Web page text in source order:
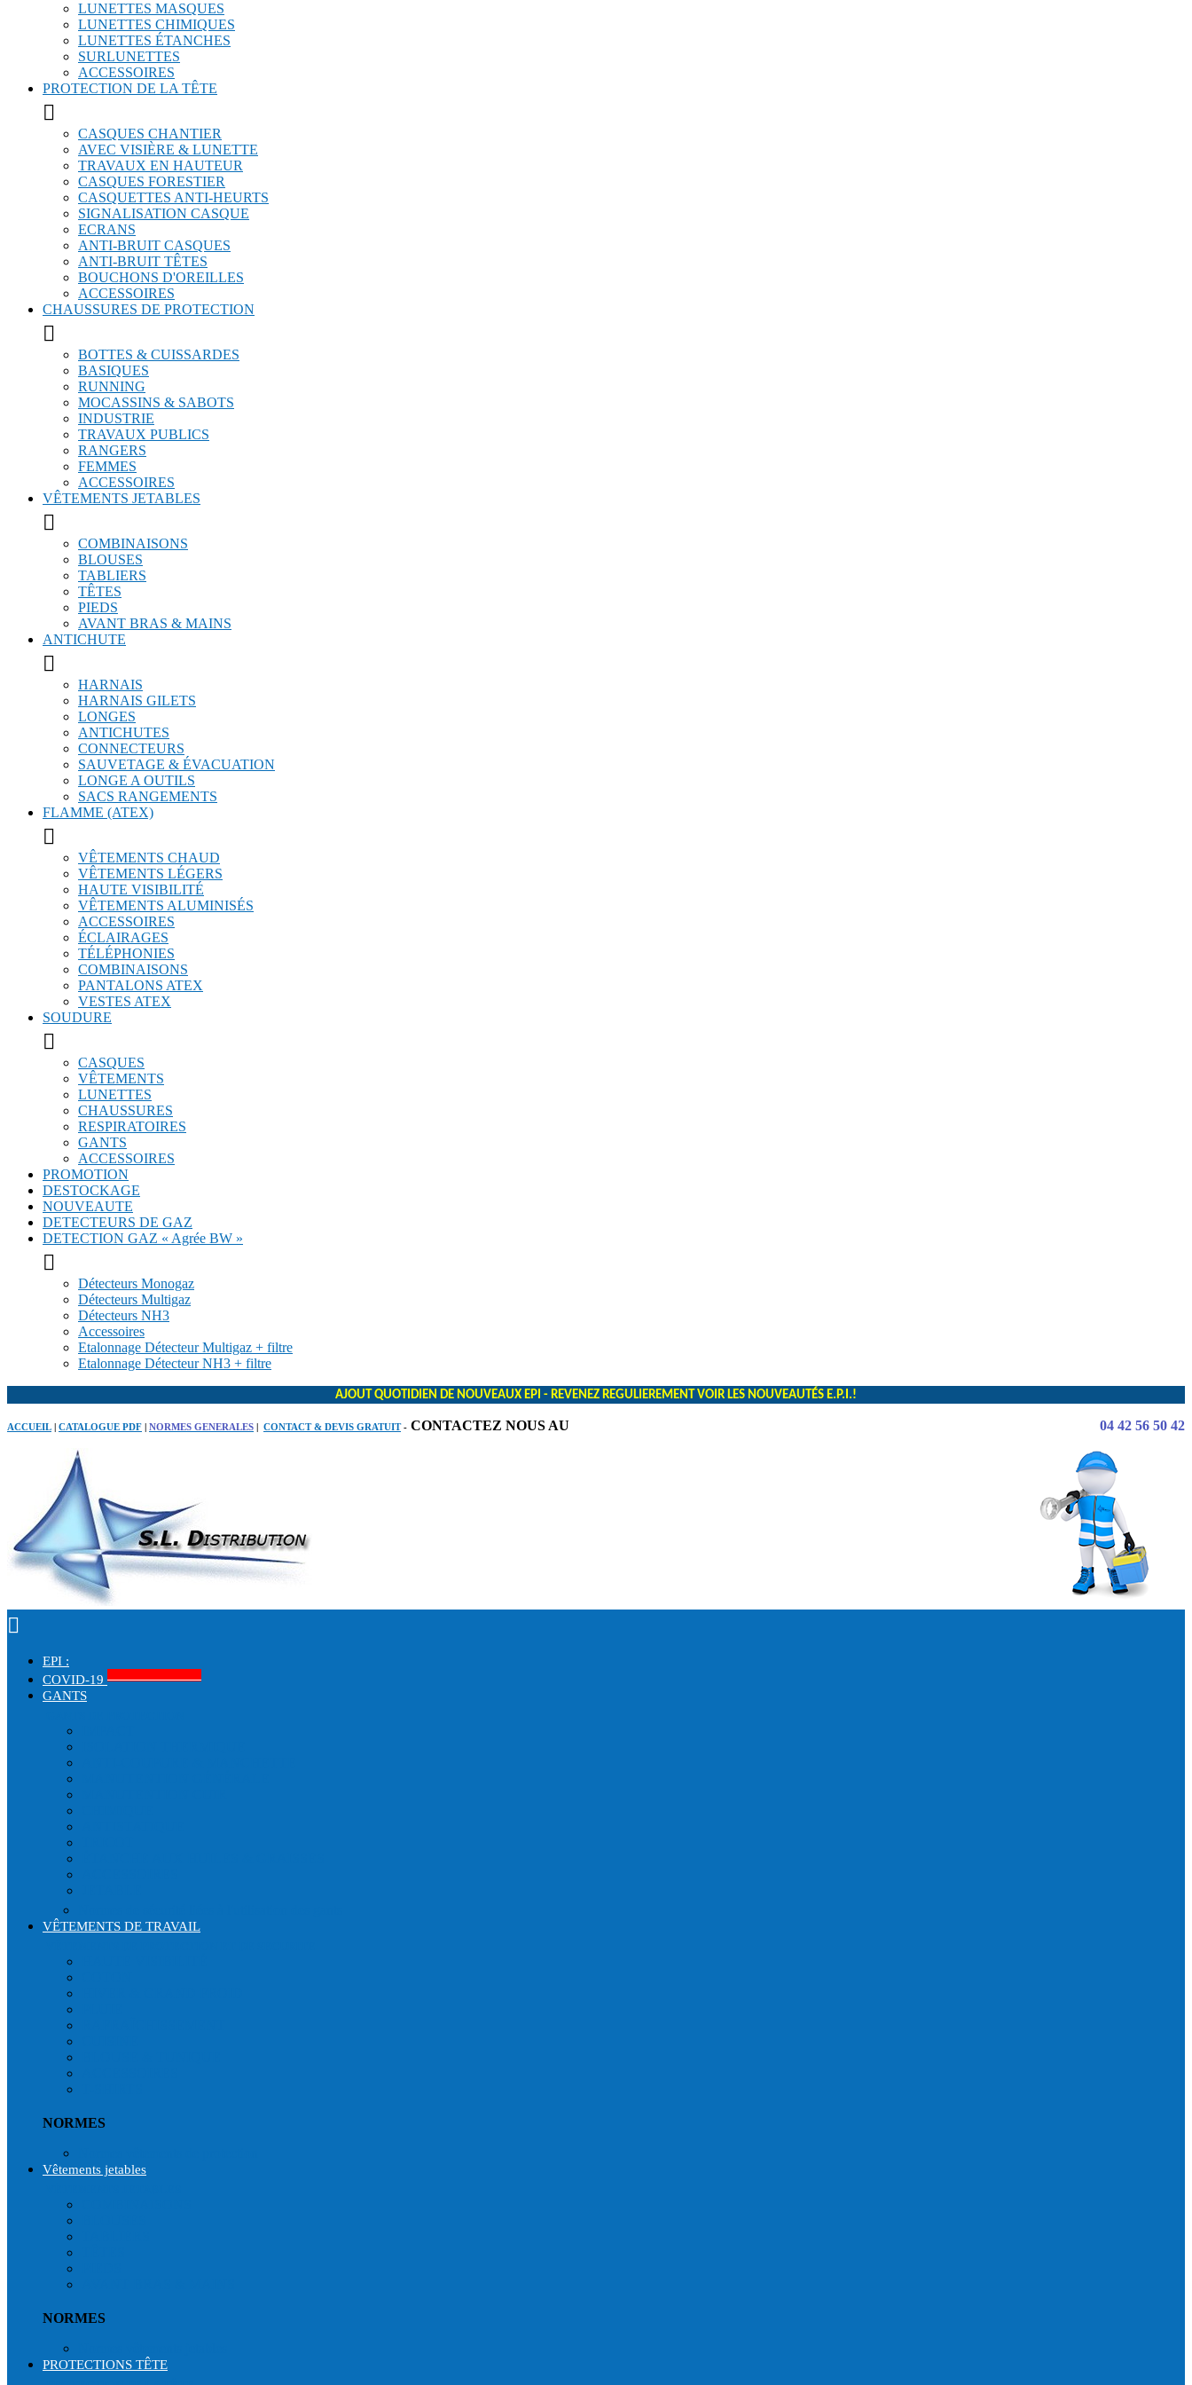
LUNETTES MASQUES
LUNETTES CHIMIQUES
LUNETTES ÉTANCHES
SURLUNETTES
ACCESSOIRES
PROTECTION DE LA TÊTE

CASQUES CHANTIER
AVEC VISIÈRE & LUNETTE
TRAVAUX EN HAUTEUR
CASQUES FORESTIER
CASQUETTES ANTI-HEURTS
SIGNALISATION CASQUE
ECRANS
ANTI-BRUIT CASQUES
ANTI-BRUIT TÊTES
BOUCHONS D'OREILLES
ACCESSOIRES
CHAUSSURES DE PROTECTION

BOTTES & CUISSARDES
BASIQUES
RUNNING
MOCASSINS & SABOTS
INDUSTRIE
TRAVAUX PUBLICS
RANGERS
FEMMES
ACCESSOIRES
VÊTEMENTS JETABLES

COMBINAISONS
BLOUSES
TABLIERS
TÊTES
PIEDS
AVANT BRAS & MAINS
ANTICHUTE

HARNAIS
HARNAIS GILETS
LONGES
ANTICHUTES
CONNECTEURS
SAUVETAGE & ÉVACUATION
LONGE A OUTILS
SACS RANGEMENTS
FLAMME (ATEX)

VÊTEMENTS CHAUD
VÊTEMENTS LÉGERS
HAUTE VISIBILITÉ
VÊTEMENTS ALUMINISÉS
ACCESSOIRES
ÉCLAIRAGES
TÉLÉPHONIES
COMBINAISONS
PANTALONS ATEX
VESTES ATEX
SOUDURE

CASQUES
VÊTEMENTS
LUNETTES
CHAUSSURES
RESPIRATOIRES
GANTS
ACCESSOIRES
PROMOTION
DESTOCKAGE
NOUVEAUTE
DETECTEURS DE GAZ
DETECTION GAZ « Agrée BW »

Détecteurs Monogaz
Détecteurs Multigaz
Détecteurs NH3
Accessoires
Etalonnage Détecteur Multigaz + filtre
Etalonnage Détecteur NH3 + filtre
AJOUT QUOTIDIEN DE NOUVEAUX EPI - REVENEZ REGULIEREMENT VOIR LES NOUVEAUTÉS E.P.I.!
ACCUEIL | CATALOGUE PDF | NORMES GENERALES | CONTACT & DEVIS GRATUIT- CONTACTEZ NOUS AU 04 42 56 50 42

EPI :
COVID-19
GANTS
VÊTEMENTS DE TRAVAIL
NORMES
Vêtements jetables
NORMES
PROTECTIONS TÊTE